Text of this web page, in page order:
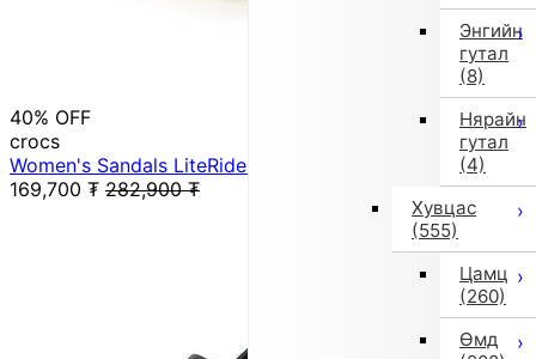
Энгийн
гутал
(8)
Нярайн
гутал
(4)
Хувцас
(555)
Цамц
(260)
Өмд
40% OFF
crocs
Women's Sandals LiteRide 360 Clog 206708 (Navy)
169,700 ₮ 282,900 ₮